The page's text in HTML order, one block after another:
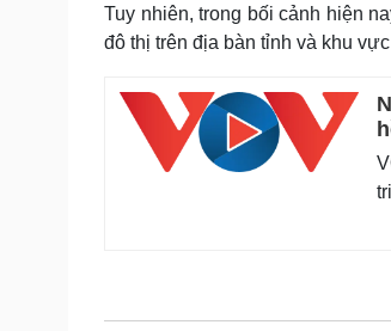
Tuy nhiên, trong bối cảnh hiện
đô thị trên địa bàn tỉnh và khu